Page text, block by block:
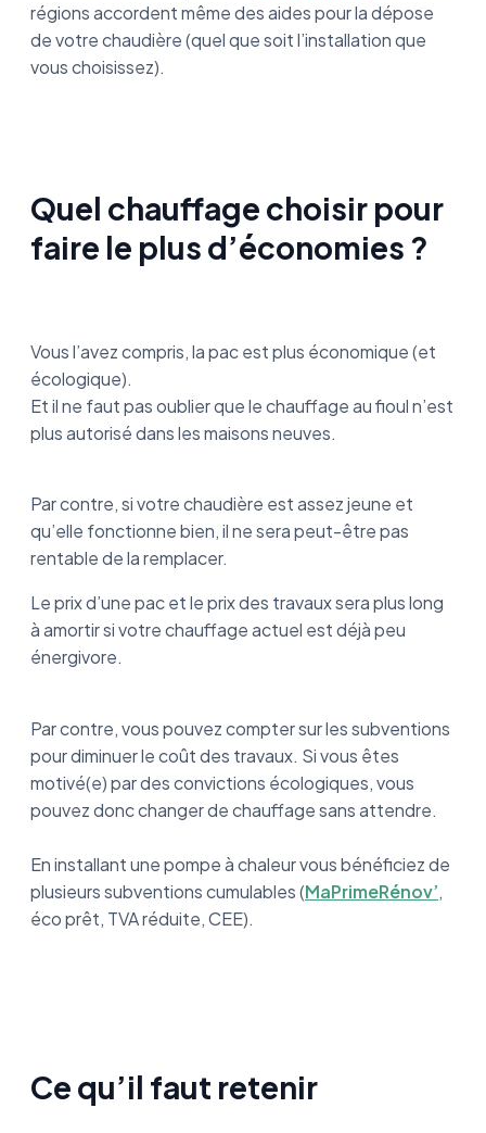
régions accordent même des aides pour la dépose
de votre chaudière (quel que soit l’installation que
vous choisissez).
Quel chauffage choisir pour
faire le plus d’économies ?
Vous l’avez compris, la pac est plus économique (et
écologique).
Et il ne faut pas oublier que le chauffage au fioul n’est
plus autorisé dans les maisons neuves.
Par contre, si votre chaudière est assez jeune et
qu’elle fonctionne bien, il ne sera peut-être pas
rentable de la remplacer.
Le prix d’une pac et le prix des travaux sera plus long
à amortir si votre chauffage actuel est déjà peu
énergivore.
Par contre, vous pouvez compter sur les subventions
pour diminuer le coût des travaux. Si vous êtes
motivé(e) par des convictions écologiques, vous
pouvez donc changer de chauffage sans attendre.
En installant une pompe à chaleur vous bénéficiez de
plusieurs subventions cumulables (MaPrimeRénov’,
éco prêt, TVA réduite, CEE).
Ce qu’il faut retenir